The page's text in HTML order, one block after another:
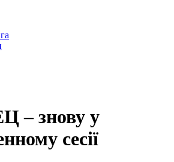
– знову у
сесії